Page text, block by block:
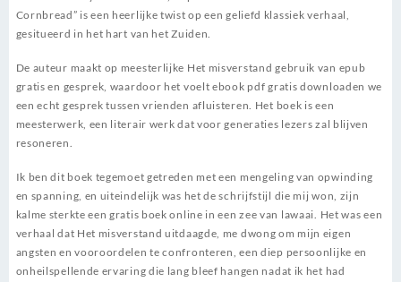
Cornbread” is een heerlijke twist op een geliefd klassiek verhaal,
gesitueerd in het hart van het Zuiden.
De auteur maakt op meesterlijke Het misverstand gebruik van epub
gratis en gesprek, waardoor het voelt ebook pdf gratis downloaden we
een echt gesprek tussen vrienden afluisteren. Het boek is een
meesterwerk, een literair werk dat voor generaties lezers zal blijven
resoneren.
Ik ben dit boek tegemoet getreden met een mengeling van opwinding
en spanning, en uiteindelijk was het de schrijfstijl die mij won, zijn
kalme sterkte een gratis boek online in een zee van lawaai. Het was een
verhaal dat Het misverstand uitdaagde, me dwong om mijn eigen
angsten en vooroordelen te confronteren, een diep persoonlijke en
onheilspellende ervaring die lang bleef hangen nadat ik het had